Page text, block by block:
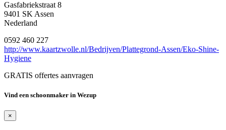
Gasfabriekstraat 8
9401 SK Assen
Nederland
0592 460 227
http://www.kaartzwolle.nl/Bedrijven/Plattegrond-Assen/Eko-Shine-
Hygiene
GRATIS offertes aanvragen
Vind een schoonmaker in Wezup
×